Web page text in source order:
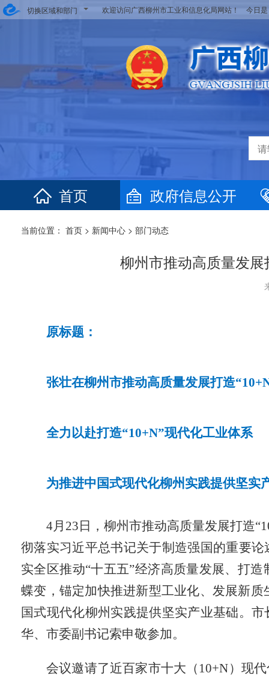
切换区域和部门 欢迎访问广西柳州市工业和信息化局网站！ 今日
首页 政府信息公开
当前位置： 首页 > 新闻中心 > 部门动态
柳州市推动高质量发
原标题：
张壮在柳州市推动高质量发展打造
全力以赴打造“10+N”现代化工业体系
为推进中国式现代化柳州实践提供坚实
4月 23 日，柳州市推动高质量发展打造
彻落实习近平总书记关于制造强国的重要
实全区推动“十五五”经济高质量发展、打
蝶变，锚定加快推进新型工业化、发展新
国式现代化柳州实践提供坚实产业基础。
华、市委副书记索申敬参加。
会议邀请了近百家市十大（ 10+N）现